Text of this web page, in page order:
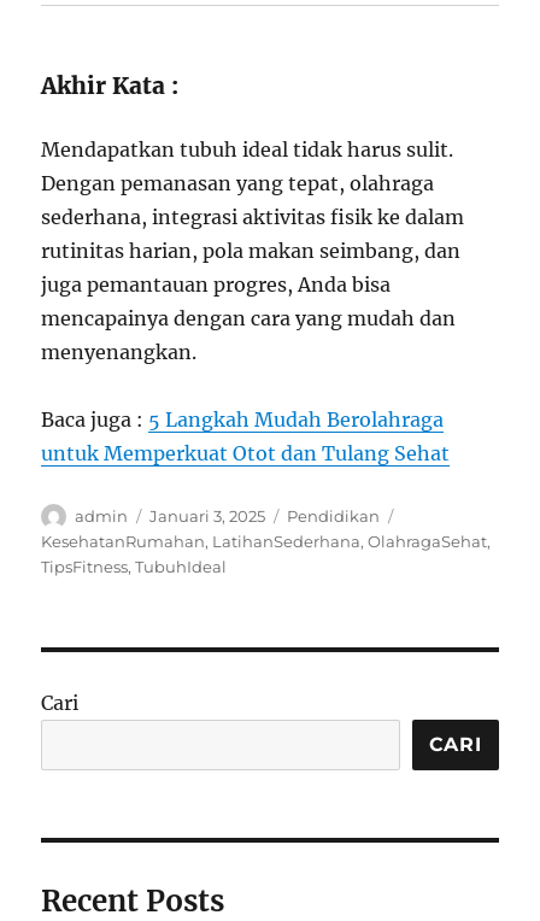
Akhir Kata :
Mendapatkan tubuh ideal tidak harus sulit.
Dengan pemanasan yang tepat, olahraga
sederhana, integrasi aktivitas fisik ke dalam
rutinitas harian, pola makan seimbang, dan
juga pemantauan progres, Anda bisa
mencapainya dengan cara yang mudah dan
menyenangkan.
Baca juga : 5 Langkah Mudah Berolahraga
untuk Memperkuat Otot dan Tulang Sehat
Author
admin
Posted
on
Januari 3, 2025 Categories
Pendidikan
KesehatanRumahan, LatihanSederhana,OlahragaSehat,
TipsFitness,TubuhIdeal
Cari
CARI
Recent Posts